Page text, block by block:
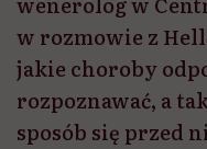
w rozmowie z
jakie choroby
rozpoznawać, a
sposób się przed